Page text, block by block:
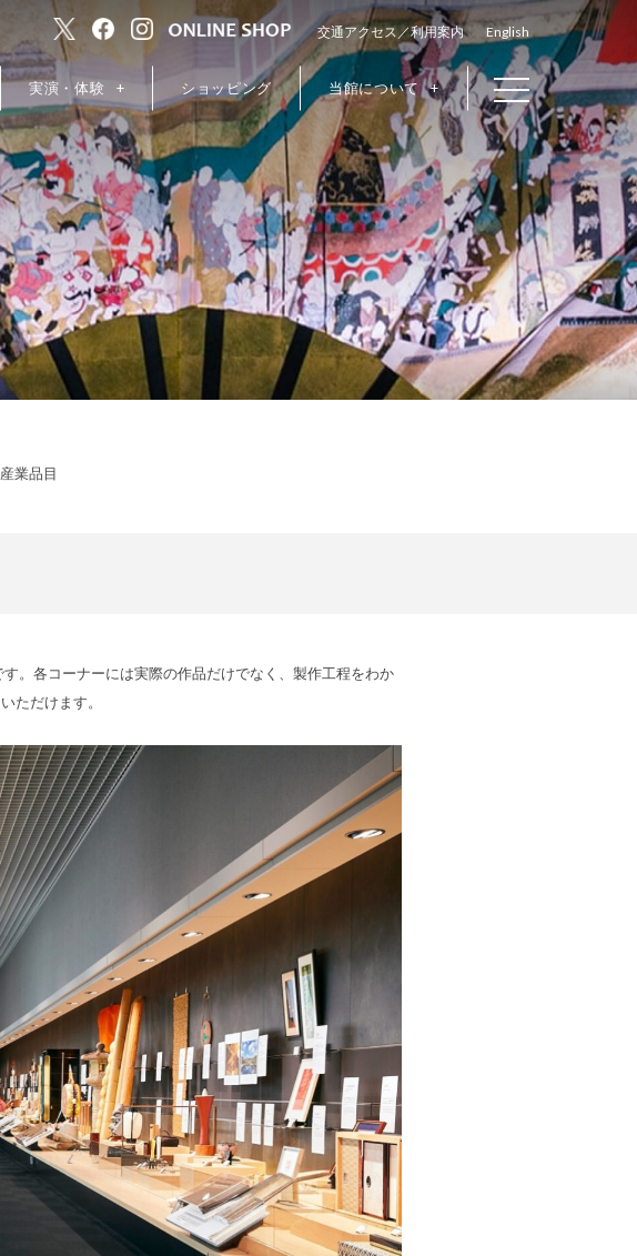
交通アクセス／利用案内 English
実演・体験 ショッピング 当館について
業品目
。各コーナーには実際の作品だけでなく、製作工程をわか
ただけます。